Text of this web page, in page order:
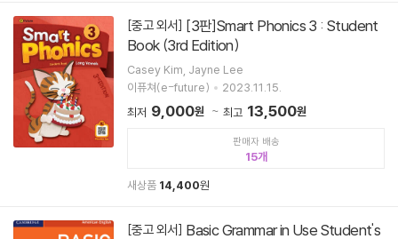
[중고 외서]
Book (3rd Edition)
Casey Kim, Jayne Lee
이퓨쳐(e-future)
2023.11.15.
최저 9,000원 최고 13,500원
판매자 배송
15
새상품 14,400원
[중고 외서]